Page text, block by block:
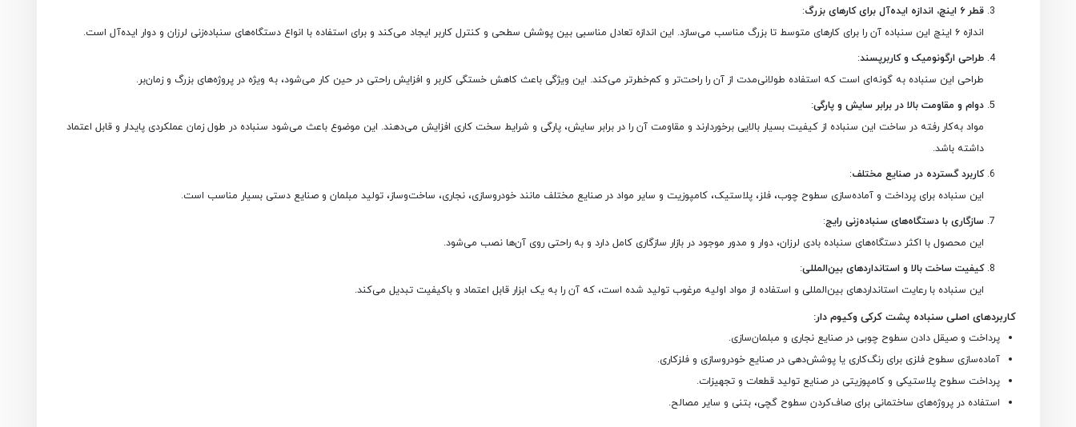
قطر ۶ اینچ، اندازه ایده‌آل برای کارهای بزرگ
:
اندازه ۶ اینچ این سنباده آن را برای کارهای متوسط تا بزرگ مناسب می‌سازد. این اندازه تعادل مناسبی بین پوشش سطحی و کنترل کاربر ایجاد می‌کند و برای استفاده با انواع دستگاه‌های سنباده‌زنی لرزان و دوار ایده‌آل است.
طراحی ارگونومیک و کاربرپسند:
طراحی این سنباده به گونه‌ای است که استفاده طولانی‌مدت از آن را راحت‌تر و کم‌خطرتر می‌کند. این ویژگی باعث کاهش خستگی کاربر و افزایش راحتی در حین کار می‌شود، به ویژه در پروژه‌های بزرگ و زمان‌بر.
دوام و مقاومت بالا در برابر سایش و پارگی:
مواد به‌کار رفته در ساخت این سنباده از کیفیت بسیار بالایی برخوردارند و مقاومت آن را در برابر سایش، پارگی و شرایط سخت کاری افزایش می‌دهند. این موضوع باعث می‌شود سنباده در طول زمان عملکردی پایدار و قابل اعتماد
داشته باشد.
کاربرد گسترده در صنایع مختلف:
این سنباده برای پرداخت و آماده‌سازی سطوح چوب، فلز، پلاستیک، کامپوزیت و سایر مواد در صنایع مختلف مانند خودروسازی، نجاری، ساخت‌وساز، تولید مبلمان و صنایع دستی بسیار مناسب است.
سازگاری با دستگاه‌های سنباده‌زنی رایج:
این محصول با اکثر دستگاه‌های سنباده‌ بادی لرزان، دوار و مدور موجود در بازار سازگاری کامل دارد و به راحتی روی آن‌ها نصب می‌شود.
کیفیت ساخت بالا و استانداردهای بین‌المللی:
این سنباده با رعایت استانداردهای بین‌المللی و استفاده از مواد اولیه مرغوب تولید شده است، که آن را به یک ابزار قابل اعتماد و باکیفیت تبدیل می‌کند.
کاربردهای اصلی سنباده پشت کرکی وکیوم دار:
پرداخت و صیقل دادن سطوح چوبی در صنایع نجاری و مبلمان‌سازی.
آماده‌سازی سطوح فلزی برای رنگ‌کاری یا پوشش‌دهی در صنایع خودروسازی و فلزکاری.
پرداخت سطوح پلاستیکی و کامپوزیتی در صنایع تولید قطعات و تجهیزات.
استفاده در پروژه‌های ساختمانی برای صاف‌کردن سطوح گچی، بتنی و سایر مصالح.